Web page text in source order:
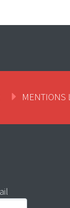
MENTIONS